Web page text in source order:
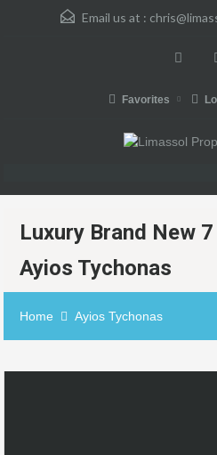
Email us at :
Favorites
Luxury Brand New
Ayios Tychonas
Home Ayios Tychonas